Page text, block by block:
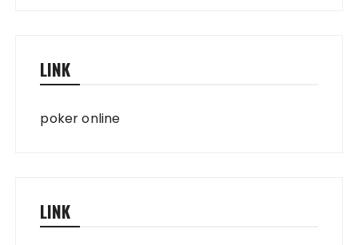
LINK
poker online
LINK